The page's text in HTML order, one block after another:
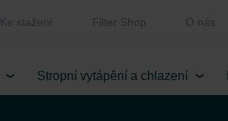
Ke stažení Filter Shop O nás
Stropní vytápění a chlazení